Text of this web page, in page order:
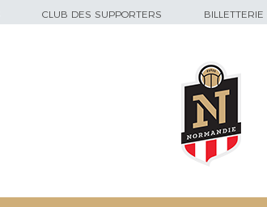
CLUB DES SUPPORTERS BILLETTERIE